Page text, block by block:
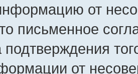
от
письменное
подтверждения
от